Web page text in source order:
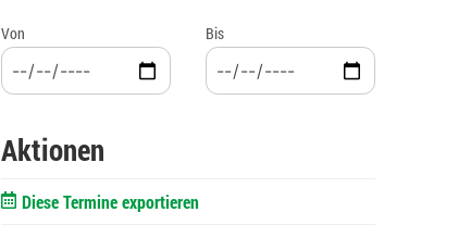
Von Bis
Aktionen
Diese Termine exportieren